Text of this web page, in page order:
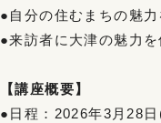
●自分の住むまちの魅
●来訪者に大津の魅力
【講座概要】
●日程：2026年3月28日